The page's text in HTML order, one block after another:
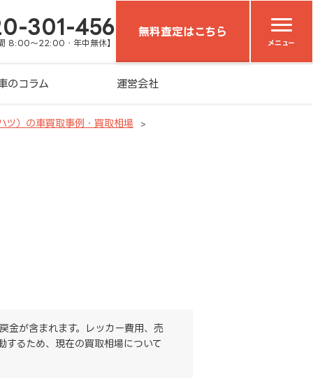
301-456
8:00～22:00・年中無休】
無料査定はこちら
メニュー
のコラム 運営会社
ツ）の車買取事例・買取相場
金が含まれます。レッカー費用、売
するため、現在の買取相場について